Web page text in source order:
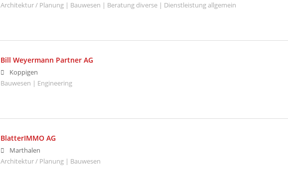
Architektur / Planung | Bauwesen | Beratung diverse | Dienstleistung allgemein
Bill Weyermann Partner AG
Koppigen
Bauwesen | Engineering
BlatterIMMO AG
Marthalen
Architektur / Planung | Bauwesen